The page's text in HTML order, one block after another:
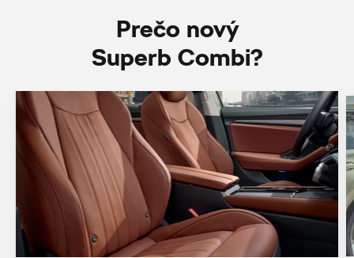
Prečo nový
Superb Combi?